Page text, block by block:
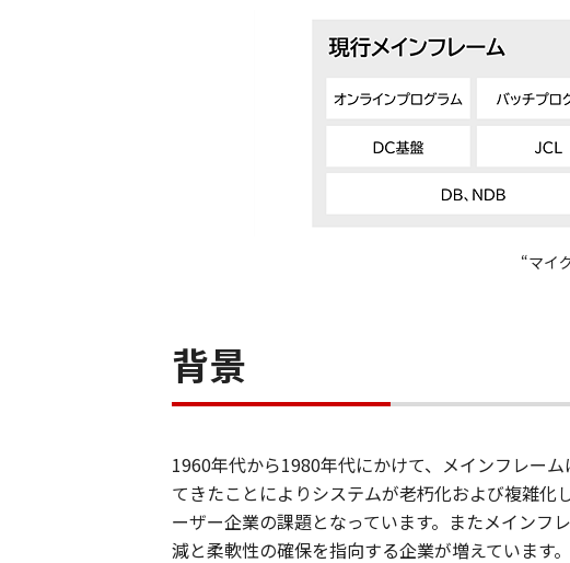
“マイ
背景
1960年代から1980年代にかけて、メインフレー
てきたことによりシステムが老朽化および複雑
ーザー企業の課題となっています。またメインフ
減と柔軟性の確保を指向する企業が増えています。